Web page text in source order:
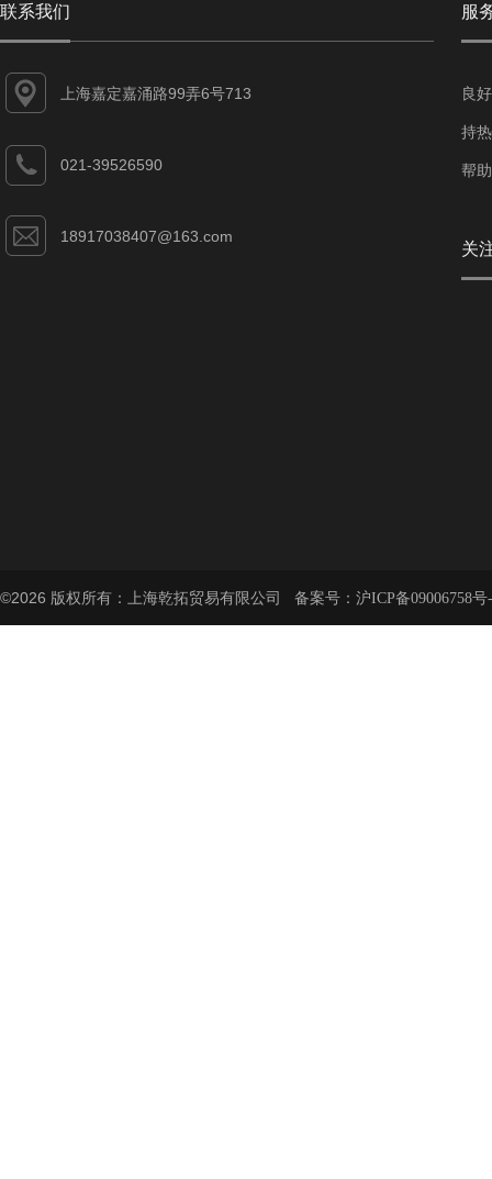
联系我们
上海嘉定嘉涌路99弄6号713
021-39526590
18917038407@163.com
服
良
持
帮
关
©2026 版权所有：上海乾拓贸易有限公司 备案号： 沪ICP备09006758号